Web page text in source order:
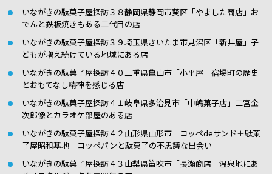
いながきの駄菓子屋探訪３８静岡県静岡市葵区「やました商店」お
でんと鉄板焼きもある二代目の店
いながきの駄菓子屋探訪３９埼玉県さいたま市見沼区「新井屋」子
どもが増え続けている地域にある店
いながきの駄菓子屋探訪４０三重県亀山市「小平屋」宿場町の歴史
とおもてなし精神を感じる店
いながきの駄菓子屋探訪４１岐阜県多治見市「中嶋菓子店」二宮金
次郎像とカラオケ部屋のある店
いながきの駄菓子屋探訪４２山形県山形市「コッペdeサンド＋駄菓
子屋昭和基地」コッペパンと駄菓子の不思議な出会い
いながきの駄菓子屋探訪４３山梨県笛吹市「長瀬商店」温泉地にあ